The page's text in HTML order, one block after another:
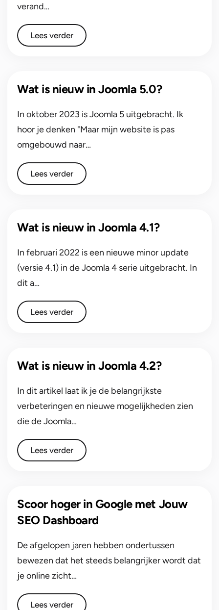
verand…
Lees verder
Wat is nieuw in Joomla 5.0?
In oktober 2023 is Joomla 5 uitgebracht. Ik
hoor je denken "Maar mijn website is pas
omgebouwd naar…
Lees verder
Wat is nieuw in Joomla 4.1?
In februari 2022 is een nieuwe minor update
(versie 4.1) in de Joomla 4 serie uitgebracht. In
dit a…
Lees verder
Wat is nieuw in Joomla 4.2?
In dit artikel laat ik je de belangrijkste
verbeteringen en nieuwe mogelijkheden zien
die de Joomla…
Lees verder
Scoor hoger in Google met Jouw
SEO Dashboard
De afgelopen jaren hebben ondertussen
bewezen dat het steeds belangrijker wordt dat
je online zicht…
Lees verder